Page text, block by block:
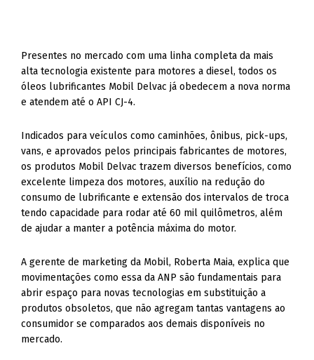
Presentes no mercado com uma linha completa da mais
alta tecnologia existente para motores a diesel, todos os
óleos lubrificantes Mobil Delvac já obedecem a nova norma
e atendem até o API CJ-4.
Indicados para veículos como caminhões, ônibus, pick-ups,
vans, e aprovados pelos principais fabricantes de motores,
os produtos Mobil Delvac trazem diversos benefícios, como
excelente limpeza dos motores, auxílio na redução do
consumo de lubrificante e extensão dos intervalos de troca
tendo capacidade para rodar até 60 mil quilômetros, além
de ajudar a manter a potência máxima do motor.
A gerente de marketing da Mobil, Roberta Maia, explica que
movimentações como essa da ANP são fundamentais para
abrir espaço para novas tecnologias em substituição a
produtos obsoletos, que não agregam tantas vantagens ao
consumidor se comparados aos demais disponíveis no
mercado.